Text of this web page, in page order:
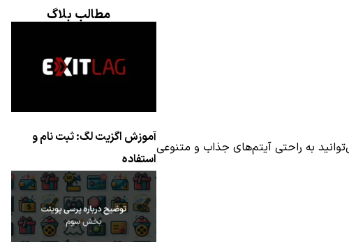
به راحتی آیتم‌های جذاب و متنوعی
مطالب بلاگ
آموزش اگزیت لگ: ثبت نام و
استفاده